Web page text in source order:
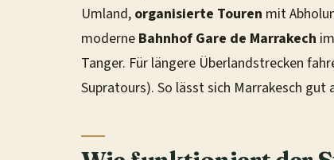
Umland, organisierte Touren mit
moderne Bahnhof Gare de Marrakech
Tanger. Für längere Überlandstrecken
Supratours). So lässt sich Marrakesch